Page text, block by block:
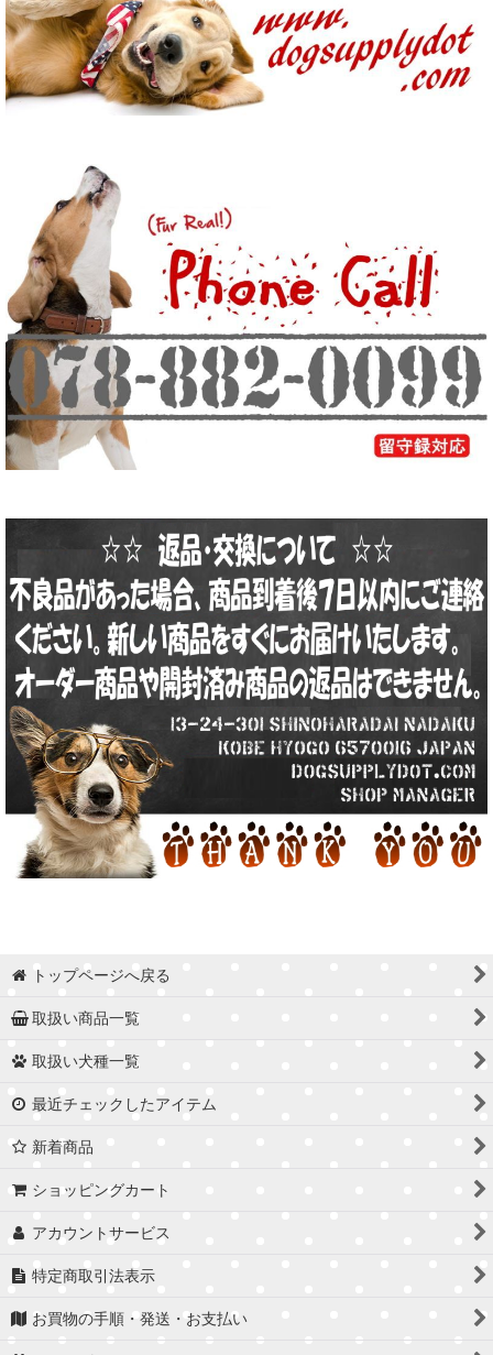
トップページへ戻る
取扱い商品一覧
取扱い犬種一覧
最近チェックしたアイテム
新着商品
ショッピングカート
アカウントサービス
特定商取引法表示
お買物の手順・発送・お支払い